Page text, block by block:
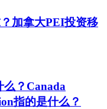
加拿大PEI投资移
么？Canada
指的是什么？